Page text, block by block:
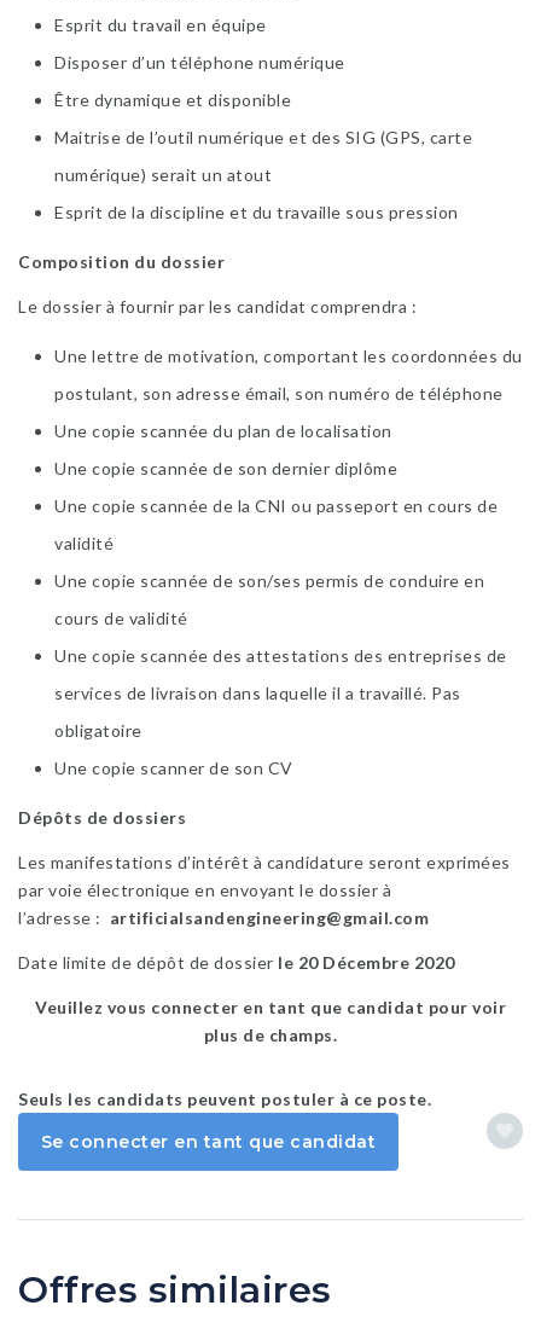
Esprit du travail en équipe
Disposer d’un téléphone numérique
Être dynamique et disponible
Maitrise de l’outil numérique et des SIG (GPS, carte
numérique) serait un atout
Esprit de la discipline et du travaille sous pression
Composition du dossier
Le dossier à fournir par les candidat comprendra :
Une lettre de motivation, comportant les coordonnées du
postulant, son adresse émail, son numéro de téléphone
Une copie scannée du plan de localisation
Une copie scannée de son dernier diplôme
Une copie scannée de la CNI ou passeport en cours de
validité
Une copie scannée de son/ses permis de conduire en
cours de validité
Une copie scannée des attestations des entreprises de
services de livraison dans laquelle il a travaillé. Pas
obligatoire
Une copie scanner de son CV
Dépôts de dossiers
Les manifestations d’intérêt à candidature seront exprimées
par voie électronique en envoyant le dossier à
l’adresse : artificialsandengineering@gmail.com
Date limite de dépôt de dossier le 20 Décembre 2020
Veuillez vous connecter en tant que candidat pour voir
plus de champs.
Seuls les candidats peuvent postuler à ce poste.
Se connecter en tant que candidat
Offres similaires